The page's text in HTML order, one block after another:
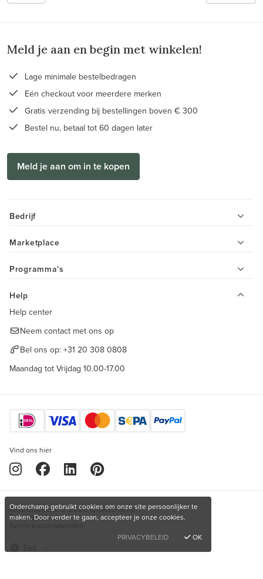
Meld je aan en begin met winkelen!
Lage minimale bestelbedragen
Eén checkout voor meerdere merken
Gratis verzending bij bestellingen boven € 300
Bestel nu, betaal tot 60 dagen later
Meld je aan om in te kopen
Bedrijf
Marketplace
Programma's
Help
Help center
Neem contact met ons op
Bel ons op: +31 20 308 0808
Maandag tot Vrijdag 10.00-17.00
Vind ons hier
Auteursrecht © 2026 Orderchamp
Privacybeleid
Orderchamp gebruikt cookies om onze site persoonlijker te
maken. Door verder te gaan, accepteer je onze cookies.
PRIVACYBELEID
OK